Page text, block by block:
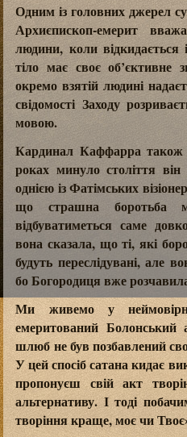
Одним із головних джерел
Архиєпископ-емерит
людини, коли
тіло має своє об’єктивне
окремо взятій людині
свідомості Заходу
мовою.
Кардинал Каффарра
роках минуло століття
однією із Фатімських
що страшна боротьба
відбуватиметься саме
вона сказала, що ті, які
будуть переслідувані, але
бо Богородиця вже
Ми живемо у
емеритований
шлюб не був позбавлений
У цей спосіб сатана кидає
пропонуєш свій акт
альтернативу. І тоді
творіння краще, моє чи